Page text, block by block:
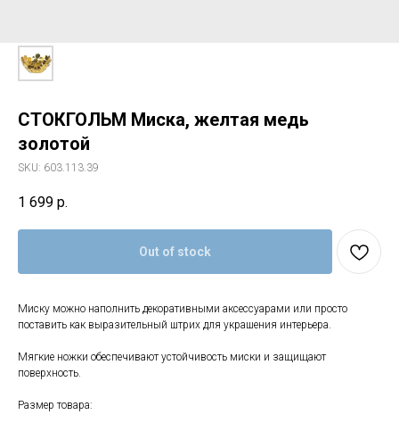
СТОКГОЛЬМ Миска, желтая медь
золотой
SKU: 603.113.39
1 699 р.
Out of stock
Миску можно наполнить декоративными аксессуарами или просто
поставить как выразительный штрих для украшения интерьера.
Мягкие ножки обеспечивают устойчивость миски и защищают
поверхность.
Размер товара:
График работы:
+7 (903) 969-57-59
Контакты
Свяжитесь с нами